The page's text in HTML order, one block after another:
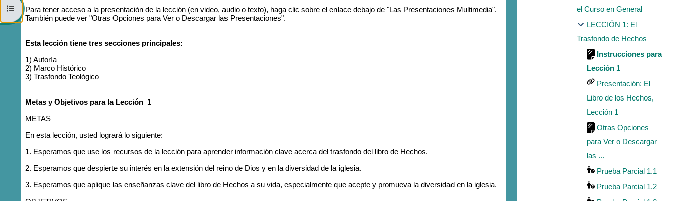
el Curso en General
LECCIÓN 1: El
Trasfondo de Hechos
Instrucciones para
Lección 1
Presentación: El
Libro de los Hechos,
Lección 1
Otras Opciones
para Ver o Descargar
las ...
Prueba Parcial 1.1
Prueba Parcial 1.2
Open course index
Para tener acceso a la presentación de la lección (en video, audio o texto), haga clic sobre el enlace debajo de "Las Presentaciones Multimedia".
También puede ver "Otras Opciones para Ver o Descargar las Presentaciones".
Esta lección tiene tres secciones principales:
1) Autoría
2) Marco Histórico
3) Trasfondo Teológico
Metas y Objetivos para la Lección 1
METAS
En esta lección, usted logrará lo siguiente:
1. Esperamos que use los recursos de la lección para aprender información clave acerca del trasfondo del libro de Hechos.
2. Esperamos que despierte su interés en la extensión del reino de Dios y en la diversidad de la iglesia.
3. Esperamos que aplique las enseñanzas clave del libro de Hechos a su vida, especialmente que acepte y promueva la diversidad en la iglesia.